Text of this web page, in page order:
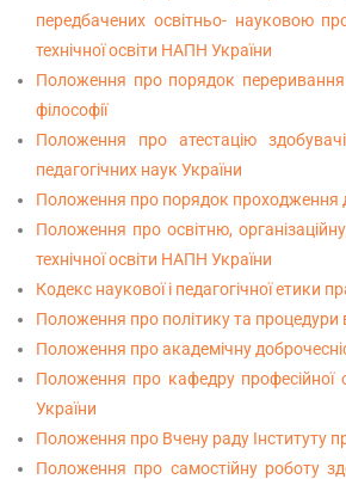
передбачених освітньо- науковою
технічної освіти НАПН України
Положення про порядок переривання
філософії
Положення про атестацію
педагогічних наук України
Положення про порядок проходження
Положення про освітню,
технічної освіти НАПН України
Кодекс наукової і педагогічної етики
Положення про політику та процедури
Положення про академічну
Положення про кафедру професійної
України
Положення про Вчену раду Інституту
Положення про самостійну роботу